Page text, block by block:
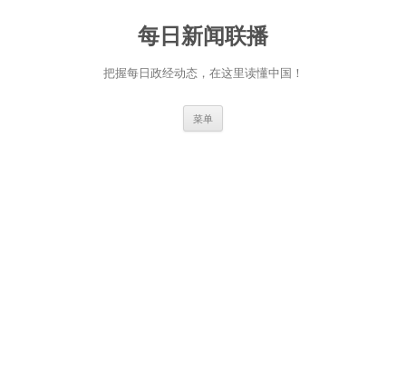
每日新闻联播
把握每日政经动态，在这里读懂中国！
菜单